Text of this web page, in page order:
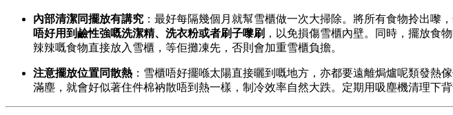
內部清潔同擺放有講究 ：最好每隔幾個月就幫雪櫃做一次大掃除。將所有食物拎出嚟
唔好用到鹼性強嘅洗潔精、洗衣粉或者刷子嚟刷 ，以免損傷雪櫃內壁。同時，擺放食
辣辣嘅食物直接放入雪櫃，等佢攤凍先，否則會加重雪櫃負擔。
注意擺放位置同散熱 ：雪櫃唔好擺喺太陽直接曬到嘅地方，亦都要遠離焗爐呢類發熱
滿塵，就會好似著住件棉衲散唔到熱一樣，制冷效率自然大跌。定期用吸塵機清理下